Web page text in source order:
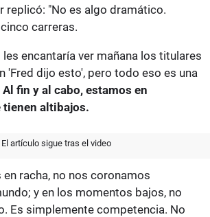
replicó: "No es algo dramático.
carreras.
les encantaría ver mañana los titulares
'Fred dijo esto', pero todo eso es una
Al fin y al cabo, estamos en
altibajos.
El artículo sigue tras el video
racha, no nos coronamos
y en los momentos bajos, no
Es simplemente competencia. No